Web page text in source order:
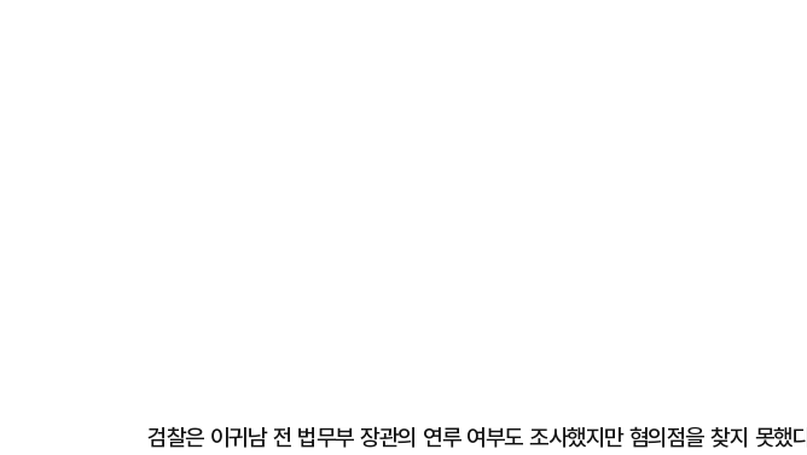
검찰은 이귀남 전 법무부 장관의 연루 여부도 조사했지만 혐의점을 찾지 못했